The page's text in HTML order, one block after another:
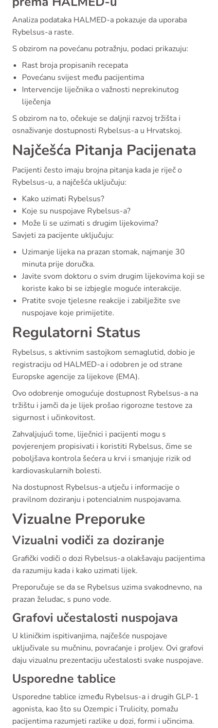
Analiza podataka HALMED-a pokazuje da uporaba
Rybelsus-a raste.
S obzirom na povećanu potražnju, podaci prikazuju:
Rast broja propisanih recepata
Povećanu svijest među pacijentima
Intervencije liječnika o važnosti neprekinutog
liječenja
S obzirom na to, očekuje se daljnji razvoj tržišta i
osnaživanje dostupnosti Rybelsus-a u Hrvatskoj.
Najčešća Pitanja Pacijenata
Pacijenti često imaju brojna pitanja kada je riječ o
Rybelsus-u, a najčešća uključuju:
Kako uzimati Rybelsus?
Koje su nuspojave Rybelsus-a?
Može li se uzimati s drugim lijekovima?
Savjeti za pacijente uključuju:
Uzimanje lijeka na prazan stomak, najmanje 30
minuta prije doručka.
Javite svom doktoru o svim drugim lijekovima koji se
koriste kako bi se izbjegle moguće interakcije.
Pratite svoje tjelesne reakcije i zabilježite sve
nuspojave koje primijetite.
Regulatorni Status
Rybelsus, s aktivnim sastojkom semaglutid, dobio je
registraciju od HALMED-a i odobren je od strane
Europske agencije za lijekove (EMA).
Ovo odobrenje omogućuje dostupnost Rybelsus-a na
tržištu i jamči da je lijek prošao rigorozne testove za
sigurnost i učinkovitost.
Zahvaljujući tome, liječnici i pacijenti mogu s
povjerenjem propisivati i koristiti Rybelsus, čime se
poboljšava kontrola šećera u krvi i smanjuje rizik od
kardiovaskularnih bolesti.
Na dostupnost Rybelsus-a utječu i informacije o
pravilnom doziranju i potencialnim nuspojavama.
Vizualne Preporuke
Vizualni vodiči za doziranje
Grafički vodiči o dozi Rybelsus-a olakšavaju pacijentima
da razumiju kada i kako uzimati lijek.
Preporučuje se da se Rybelsus uzima svakodnevno, na
prazan želudac, s puno vode.
Grafovi učestalosti nuspojava
U kliničkim ispitivanjima, najčešće nuspojave
uključivale su mučninu, povraćanje i proljev. Ovi grafovi
daju vizualnu prezentaciju učestalosti svake nuspojave.
Usporedne tablice
Usporedne tablice između Rybelsus-a i drugih GLP-1
agonista, kao što su Ozempic i Trulicity, pomažu
pacijentima razumjeti razlike u dozi, formi i učincima.